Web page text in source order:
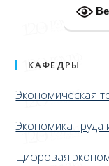
КАФЕДРЫ
Экономическая
Экономика труда
Цифровая